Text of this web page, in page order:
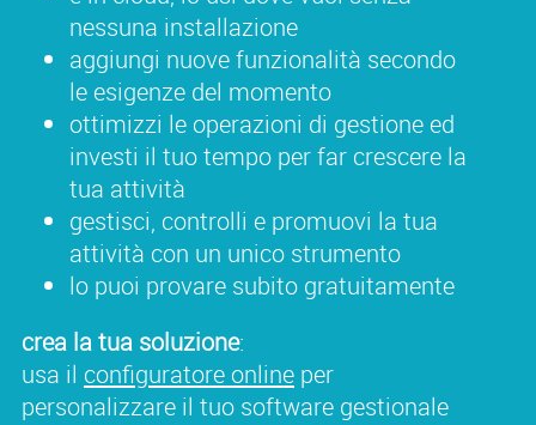
nessuna installazione
aggiungi nuove funzionalità secondo
le esigenze del momento
ottimizzi le operazioni di gestione ed
investi il tuo tempo per far crescere la
tua attività
gestisci, controlli e promuovi la tua
attività con un unico strumento
lo puoi provare subito gratuitamente
crea la tua soluzione:
usa il configuratore online per
personalizzare il tuo software gestionale